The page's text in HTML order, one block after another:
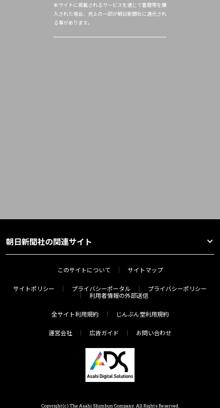
本サイトに掲載されるサービスを通じて書籍等を購
入された場合、売上の一部が朝日新聞社に還元され
る事があります。
朝日新聞社の関連サイト
このサイトについて サイトマップ
サイトポリシー プライバシーポータル
プライバシーポリシー
利用者情報の外部送信
全サイト利用規約 じんぶん堂利用規約
運営会社 広告ガイド お問い合わせ
Copyright(c) The Asahi Shimbun Company. All Rights Reserved.